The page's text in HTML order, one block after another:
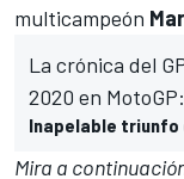
multicampeón
La crónica del
2020 en MotoGP:
Inapelable triunfo
Mira a